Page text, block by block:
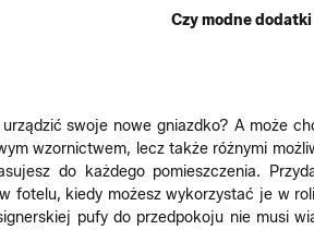
Czy modne
swoje nowe gniazdko? A może
wzornictwem, lecz także różnymi
do każdego pomieszczenia.
fotelu, kiedy możesz wykorzystać je w
pufy do przedpokoju nie musi